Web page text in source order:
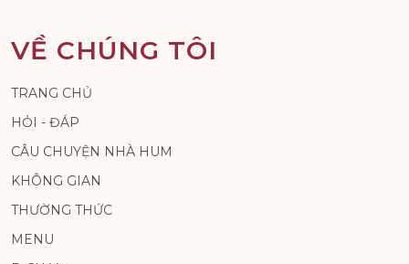
VỀ CHÚNG TÔI
TRANG CHỦ
HỎI - ĐÁP
CÂU CHUYỆN NHÀ HUM
KHÔNG GIAN
THƯỜNG THỨC
MENU